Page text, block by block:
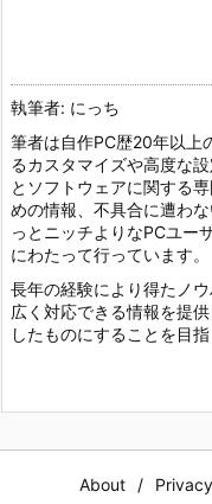
執筆者: にっち
筆者は自作PC歴20年以上
るカスタマイズや高度な
とソフトウェアに関する
めの情報、不具合に遭わ
っとニッチよりなPCユー
にわたって行っています。
長年の経験により得たノ
広く対応できる情報を提
したものにすることを目指
About